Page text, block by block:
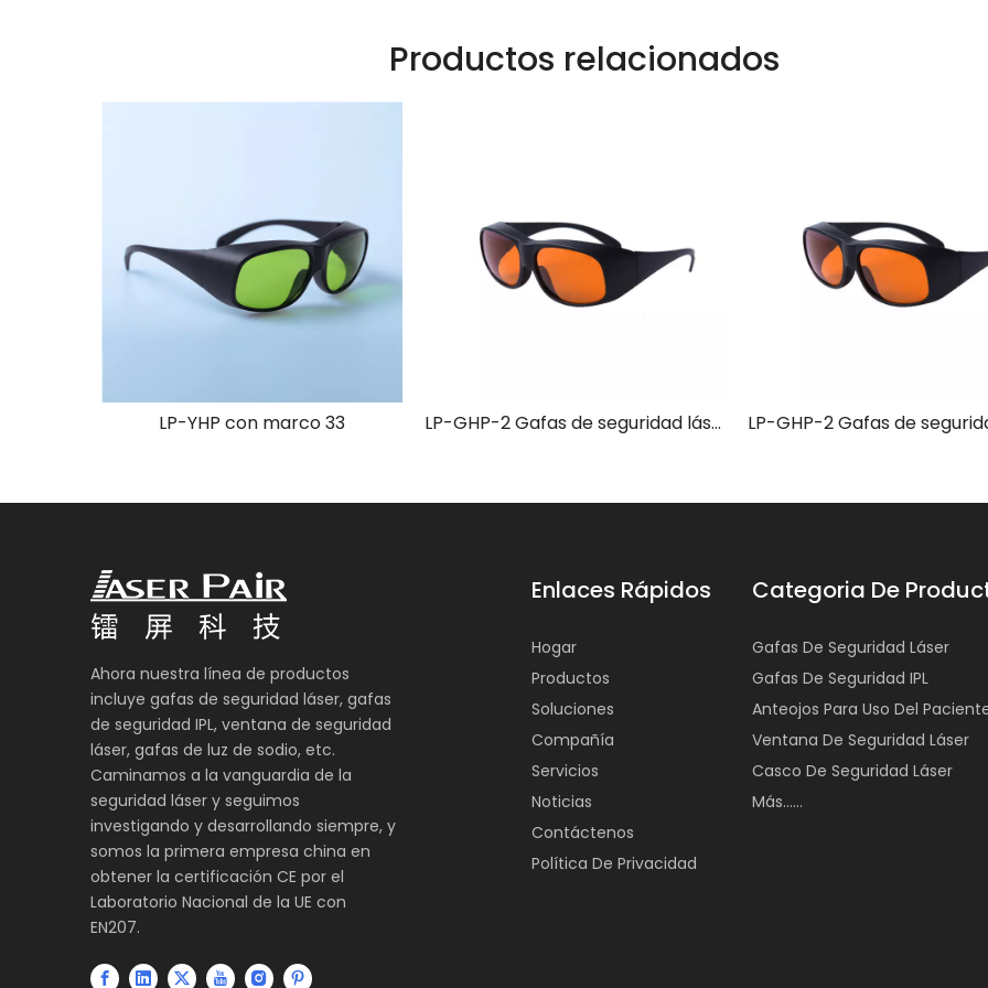
Productos relacionados
LP-YHP con marco 33 LP-GHP-2 Gafas de seguridad láser con montura 33
Ahora nuestra línea de productos
incluye gafas de seguridad láser, gafas
de seguridad IPL, ventana de seguridad
láser, gafas de luz de sodio, etc.
Caminamos a la vanguardia de la
seguridad láser y seguimos
investigando y desarrollando siempre, y
somos la primera empresa china en
obtener la certificación CE por el
Laboratorio Nacional de la UE con
EN207.
Enlaces Rápidos
Hogar
Productos
Soluciones
Compañía
Servicios
Noticias
Contáctenos
Política De Privacidad
Categoria De
Gafas De Seguridad Láser
Gafas De Seguridad IPL
Anteojos Para Uso Del
Ventana De Seguridad Láser
Casco De Seguridad Láser
Más......